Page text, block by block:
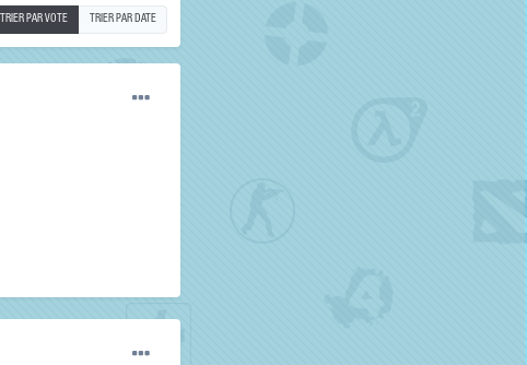
TRIER PAR VOTE TRIER PAR DATE